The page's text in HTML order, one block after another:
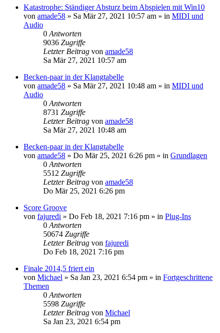
Katastrophe: Ständiger Absturz beim Abspielen mit Win10
von amade58 » Sa Mär 27, 2021 10:57 am » in MIDI und
Audio
0 Antworten
9036 Zugriffe
Letzter Beitrag von amade58
Sa Mär 27, 2021 10:57 am
Becken-paar in der Klangtabelle
von amade58 » Sa Mär 27, 2021 10:48 am » in MIDI und
Audio
0 Antworten
8731 Zugriffe
Letzter Beitrag von amade58
Sa Mär 27, 2021 10:48 am
Becken-paar in der Klangtabelle
von amade58 » Do Mär 25, 2021 6:26 pm » in Grundlagen
0 Antworten
5512 Zugriffe
Letzter Beitrag von amade58
Do Mär 25, 2021 6:26 pm
Score Groove
von fajuredi » Do Feb 18, 2021 7:16 pm » in Plug-Ins
0 Antworten
50674 Zugriffe
Letzter Beitrag von fajuredi
Do Feb 18, 2021 7:16 pm
Finale 2014,5 friert ein
von Michael » Sa Jan 23, 2021 6:54 pm » in Fortgeschrittene
Themen
0 Antworten
5598 Zugriffe
Letzter Beitrag von Michael
Sa Jan 23, 2021 6:54 pm